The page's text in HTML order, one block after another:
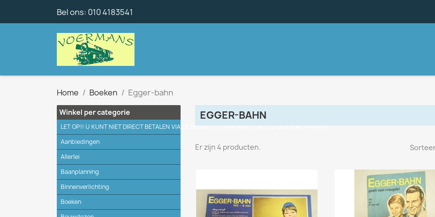
Bel ons: 010 4183541
Home Boeken Egger-bahn
Winkel per categorie
LET OP!! U KUNT NIET DIRECT BETALEN VIA DE WEBSITE, U ONTVANGT ALTIJD EEN MAIL VAN MIJ!
Aanbiedingen
Allerlei
Baanplanning
Binnenverlichting
Boeken
EGGER-BAHN
Er zijn 4 producten.